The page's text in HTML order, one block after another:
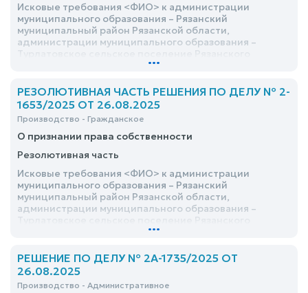
Исковые требования <ФИО> к администрации
муниципального образования – Рязанский
муниципальный район Рязанской области,
администрации муниципального образования –
муниципального района Рязанской области о
...
РЕЗОЛЮТИВНАЯ ЧАСТЬ РЕШЕНИЯ ПО ДЕЛУ № 2-
1653/2025 ОТ 26.08.2025
Производство - Гражданское
О признании права собственности
Резолютивная часть
Исковые требования <ФИО> к администрации
муниципального образования – Рязанский
муниципальный район Рязанской области,
администрации муниципального образования –
муниципального района Рязанской области о
...
РЕШЕНИЕ ПО ДЕЛУ № 2А-1735/2025 ОТ
26.08.2025
Производство - Административное